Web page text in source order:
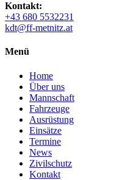
Kontakt:
+43 680 5532231
kdt@ff-metnitz.at
Menü
Home
Über uns
Mannschaft
Fahrzeuge
Ausrüstung
Einsätze
Termine
News
Zivilschutz
Kontakt